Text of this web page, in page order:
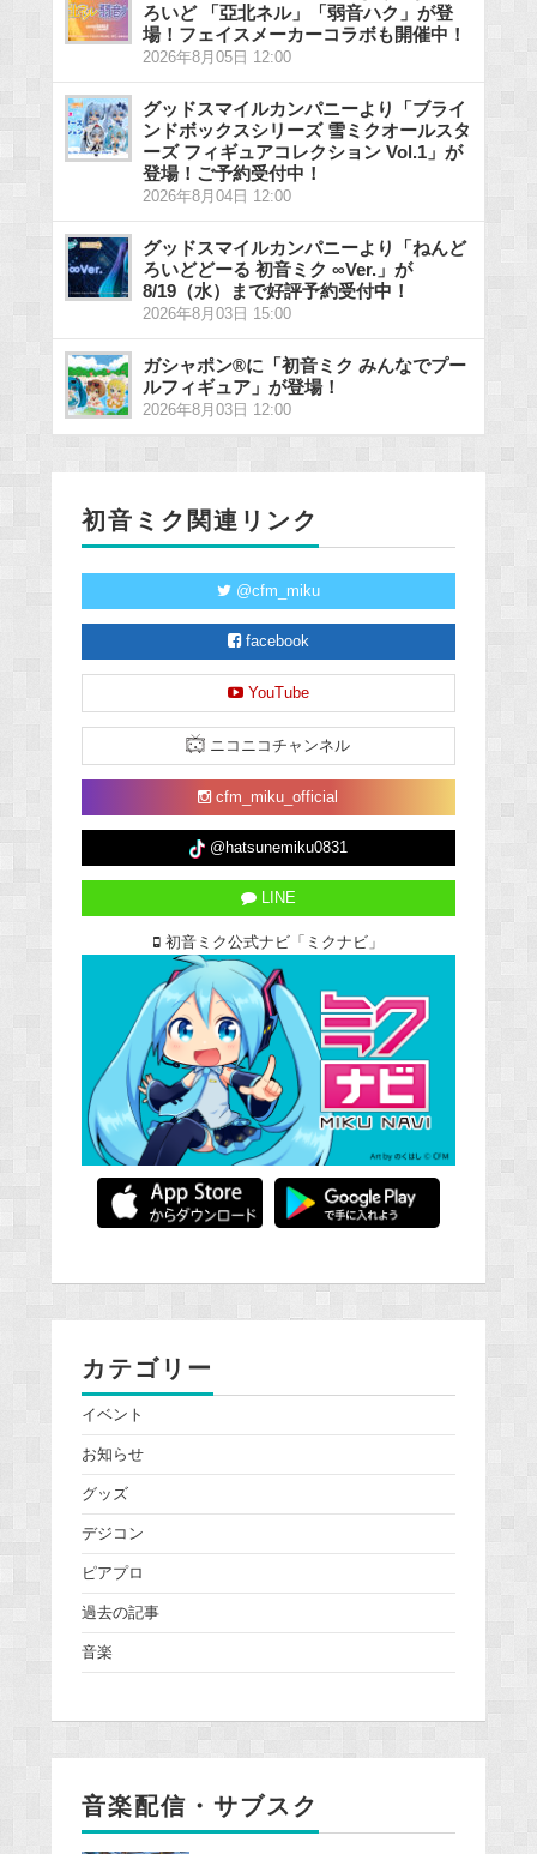
ろいど 「亞北ネル」「弱音ハク」が登
場！フェイスメーカーコラボも開催中！
2026年8月05日 12:00
グッドスマイルカンパニーより「ブライ
ンドボックスシリーズ 雪ミクオールスタ
ーズ フィギュアコレクション Vol.1」が
登場！ご予約受付中！
2026年8月04日 12:00
グッドスマイルカンパニーより「ねんど
ろいどどーる 初音ミク ∞Ver.」が
8/19（水）まで好評予約受付中！
2026年8月03日 15:00
ガシャポン®に「初音ミク みんなでプー
ルフィギュア」が登場！
2026年8月03日 12:00
初音ミク関連リンク
@cfm_miku
facebook
YouTube
ニコニコチャンネル
cfm_miku_official
@hatsunemiku0831
LINE
初音ミク公式ナビ「ミクナビ」
カテゴリー
イベント
お知らせ
グッズ
デジコン
ピアプロ
過去の記事
音楽
音楽配信・サブスク